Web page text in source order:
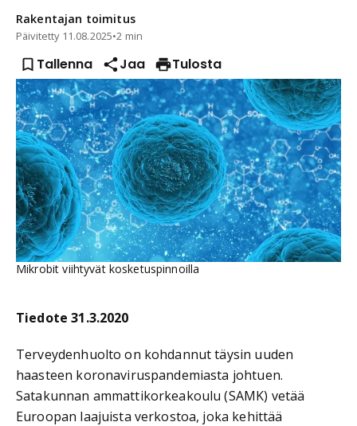
Rakentajan toimitus
Päivitetty 11.08.2025•2 min
Tallenna Jaa Tulosta
Mikrobit viihtyvät kosketuspinnoilla
Tiedote 31.3.2020
Terveydenhuolto on kohdannut täysin uuden
haasteen koronaviruspandemiasta johtuen.
Satakunnan ammattikorkeakoulu (SAMK) vetää
Euroopan laajuista verkostoa, joka kehittää